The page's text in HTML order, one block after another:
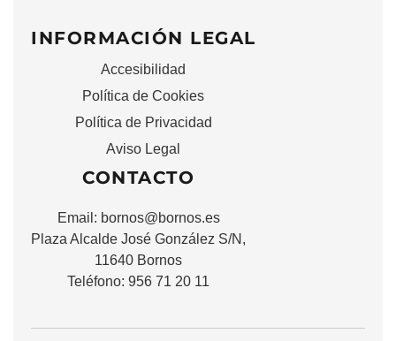
INFORMACIÓN LEGAL
Accesibilidad
Política de Cookies
Política de Privacidad
Aviso Legal
CONTACTO
Email: bornos@bornos.es
Plaza Alcalde José González S/N,
11640 Bornos
Teléfono: 956 71 20 11